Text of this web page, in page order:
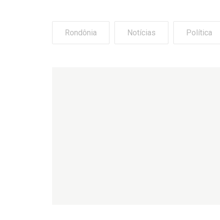
Rondônia Notícias Política